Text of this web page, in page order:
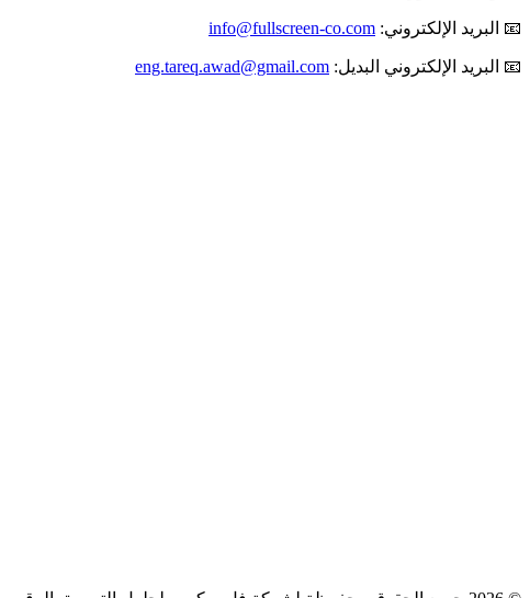
📧 البريد الإلكتروني: info@fullscreen-co.com
📧 البريد الإلكتروني البديل: eng.tareq.awad@gmail.com